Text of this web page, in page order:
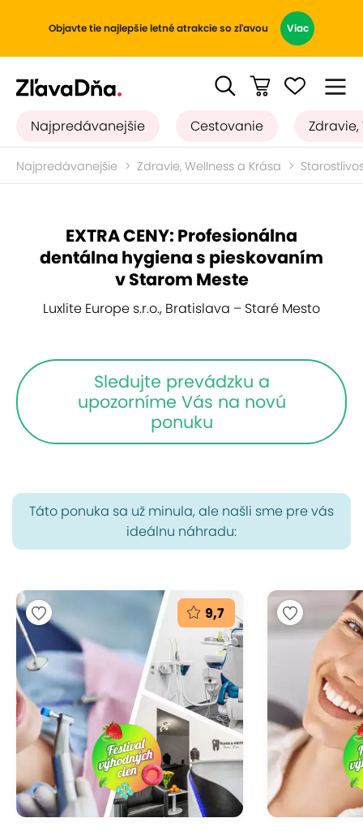
Objavte tie najlepšie letné atrakcie so zľavou Viac
Najpredávanejšie Cestovanie Zdravie,
Najpredávanejšie Zdravie, Wellness a Krása
EXTRA CENY: Profesionálna
dentálna hygiena s pieskovaním
v Starom Meste
Luxlite Europe s.r.o., Bratislava – Staré Mesto
Sledujte prevádzku a
upozorníme Vás na novú
ponuku
Táto ponuka sa už minula, ale našli sme pre vás
ideálnu náhradu:
9,7